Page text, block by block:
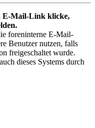
E-Mail-Link klicke,
foreninterne E-Mail-
Benutzer nutzen, falls
freigeschaltet wurde.
dieses Systems durch